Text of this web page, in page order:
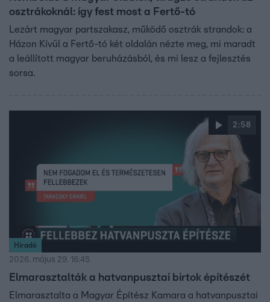
osztrákoknál: így fest most a Fertő-tó
Lezárt magyar partszakasz, működő osztrák strandok: a
Házon Kívül a Fertő-tó két oldalán nézte meg, mi maradt
a leállított magyar beruházásból, és mi lesz a fejlesztés
sorsa.
2:58
Híradó
2026. május 29. 16:45
Elmarasztalták a hatvanpusztai birtok építészét
Elmarasztalta a Magyar Építész Kamara a hatvanpusztai